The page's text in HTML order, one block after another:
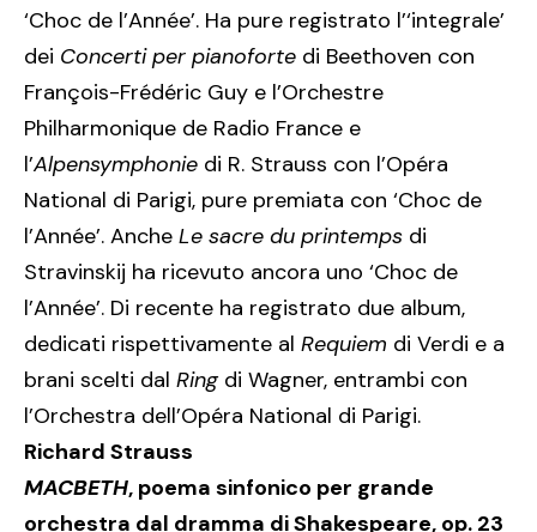
‘Choc de l’Année’. Ha pure registrato l’‘integrale’
dei Concerti per pianoforte di Beethoven con
François-Frédéric Guy e l’Orchestre
Philharmonique de Radio France e
l’Alpensymphonie di R. Strauss con l’Opéra
National di Parigi, pure premiata con ‘Choc de
l’Année’. Anche Le sacre du printemps di
Stravinskij ha ricevuto ancora uno ‘Choc de
l’Année’. Di recente ha registrato due album,
dedicati rispettivamente al Requiem di Verdi e a
brani scelti dal Ring di Wagner, entrambi con
l’Orchestra dell’Opéra National di Parigi.
Richard Strauss
MACBETH, poema sinfonico per grande
orchestra dal dramma di Shakespeare, op. 23